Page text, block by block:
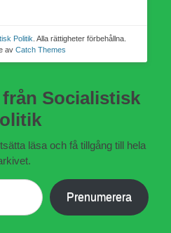
Politik . Alla rättigheter förbehållna.
av Catch Themes
Socialistisk
läsa och få tillgång till hela
Prenumerera